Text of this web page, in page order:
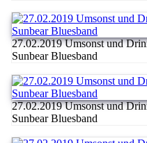
27.02.2019 Umsonst und
Sunbear Bluesband
27.02.2019 Umsonst und
Sunbear Bluesband